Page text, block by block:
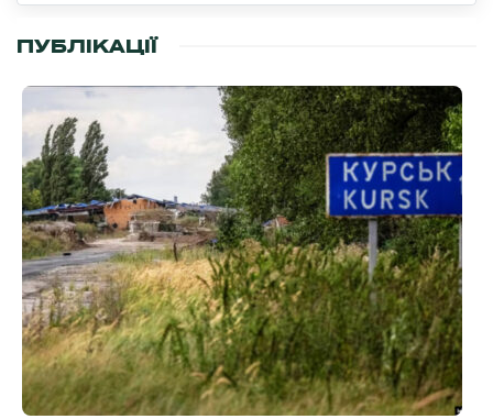
ПУБЛІКАЦІЇ